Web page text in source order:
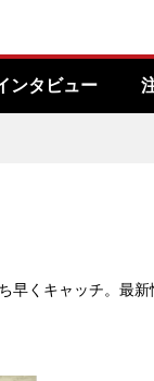
ンタビュー
早くキャッチ。最新